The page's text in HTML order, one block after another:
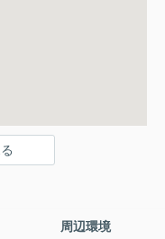
周辺環境